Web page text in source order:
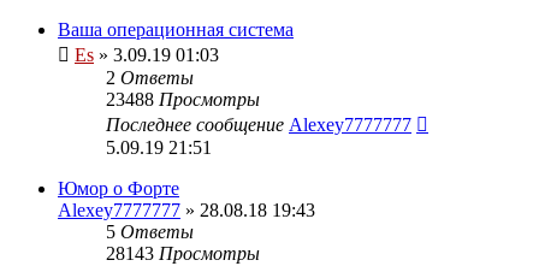
Ваша операционная система
Es » 3.09.19 01:03
2 Ответы
23488 Просмотры
Последнее сообщение Alexey7777777
5.09.19 21:51
Юмор о Форте
Alexey7777777 » 28.08.18 19:43
5 Ответы
28143 Просмотры